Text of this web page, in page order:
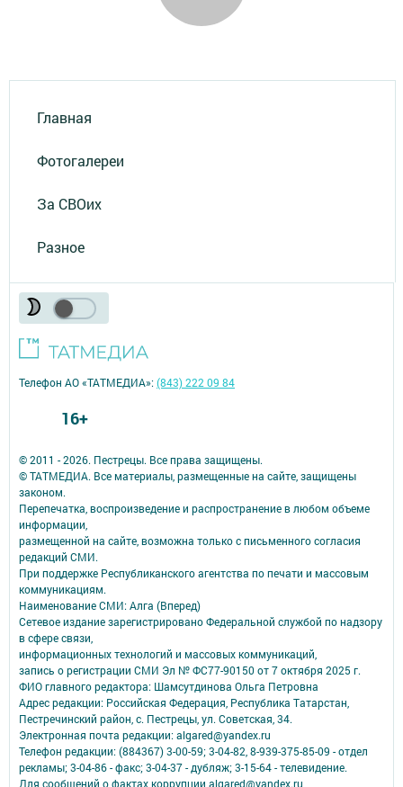
Главная
Фотогалереи
За СВОих
Разное
© 2011 - 2026. Пестрецы. Все права защищены.
© ТАТМЕДИА. Все материалы, размещенные на сайте, защищены
законом.
Перепечатка, воспроизведение и распространение в любом объеме
информации,
размещенной на сайте, возможна только с письменного согласия
редакций СМИ.
При поддержке Республиканского агентства по печати и массовым
коммуникациям.
Наименование СМИ: Алга (Вперед)
Сетевое издание зарегистрировано Федеральной службой по надзору
в сфере связи,
информационных технологий и массовых коммуникаций,
запись о регистрации СМИ Эл № ФС77-90150 от 7 октября 2025 г.
ФИО главного редактора: Шамсутдинова Ольга Петровна
Адрес редакции: Российская Федерация, Республика Татарстан,
Пестречинский район, с. Пестрецы, ул. Советская, 34.
Электронная почта редакции: algared@yandex.ru
Телефон редакции: (884367) 3-00-59; 3-04-82, 8-939-375-85-09 - отдел
рекламы; 3-04-86 - факс; 3-04-37 - дубляж; 3-15-64 - телевидение.
Для сообщений о фактах коррупции algared@yandex.ru
Телефон АО «ТАТМЕДИА»:(843) 222 09 84
16+